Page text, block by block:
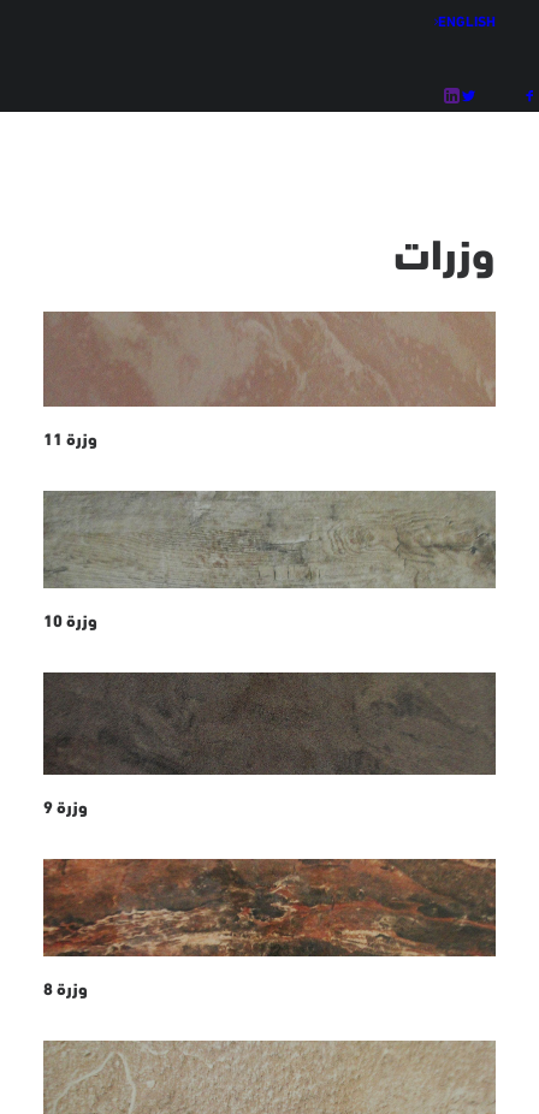
ENGLISH
وزرات
وزرة 11
وزرة 10
وزرة 9
وزرة 8